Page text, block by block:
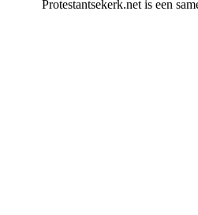
Protestantsekerk.net is een